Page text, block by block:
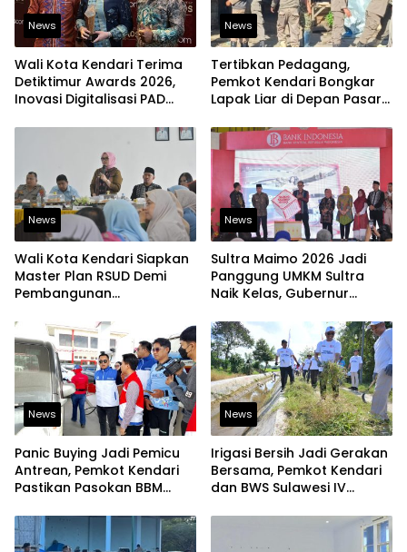
News
Wali Kota Kendari Terima
Detiktimur Awards 2026,
Inovasi Digitalisasi PAD
News
Tertibkan Pedagang,
Pemkot Kendari Bongkar
Lapak Liar di Depan Pasar
News
Wali Kota Kendari Siapkan
Master Plan RSUD Demi
Pembangunan
News
Sultra Maimo 2026 Jadi
Panggung UMKM Sultra
Naik Kelas, Gubernur
Tembus Pasar Ekspor
News
Panic Buying Jadi Pemicu
Antrean, Pemkot Kendari
Pastikan Pasokan BBM
News
Irigasi Bersih Jadi Gerakan
Bersama, Pemkot Kendari
dan BWS Sulawesi IV
Pangan